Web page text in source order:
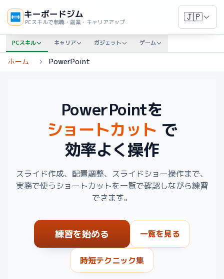
キーボードジム
PCスキルで転職・副業・キャリアアップ 🇯🇵
PCスキル キャリア ガジェット ゲーム
ホーム PowerPoint
PowerPointを
ショートカット で
効率よく操作
スライド作成、配置調整、スライドショー操作まで、
実務で使うショートカットを一覧で確認しながら練習
できます。
練習を始める 一覧を見る
時短テクニック集